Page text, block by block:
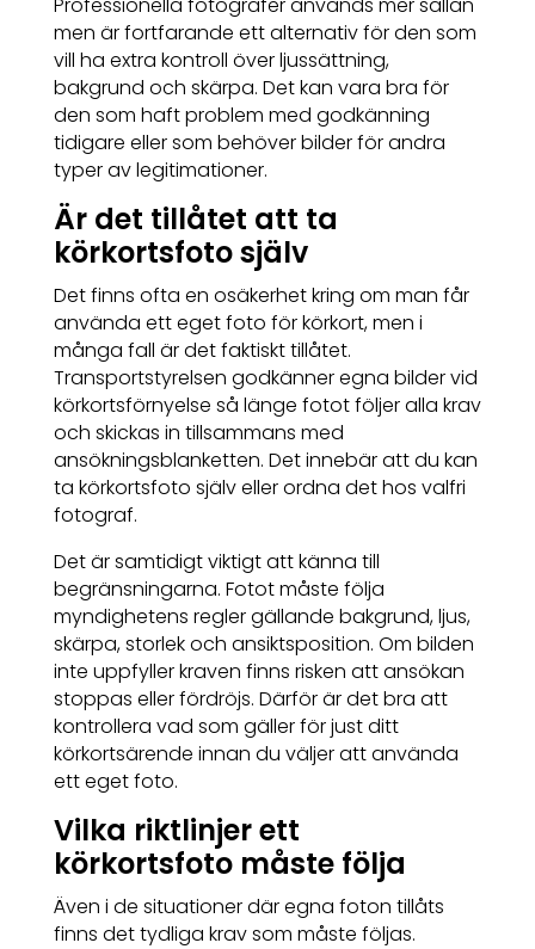
men är fortfarande ett alternativ för den som
vill ha extra kontroll över ljussättning,
bakgrund och skärpa. Det kan vara bra för
den som haft problem med godkänning
tidigare eller som behöver bilder för andra
typer av legitimationer.
Är det tillåtet att ta
körkortsfoto själv
Det finns ofta en osäkerhet kring om man får
använda ett eget foto för körkort, men i
många fall är det faktiskt tillåtet.
Transportstyrelsen godkänner egna bilder vid
körkortsförnyelse så länge fotot följer alla krav
och skickas in tillsammans med
ansökningsblanketten. Det innebär att du kan
ta körkortsfoto själv eller ordna det hos valfri
fotograf.
Det är samtidigt viktigt att känna till
begränsningarna. Fotot måste följa
myndighetens regler gällande bakgrund, ljus,
skärpa, storlek och ansiktsposition. Om bilden
inte uppfyller kraven finns risken att ansökan
stoppas eller fördröjs. Därför är det bra att
kontrollera vad som gäller för just ditt
körkortsärende innan du väljer att använda
ett eget foto.
Vilka riktlinjer ett
körkortsfoto måste följa
Även i de situationer där egna foton tillåts
finns det tydliga krav som måste följas.